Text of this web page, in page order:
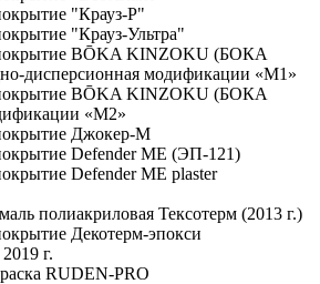
"Крауз-Р"
"Крауз-Ультра"
BŌKA KINZOKU (БОКА
дисперсионная модификации «М1»
BŌKA KINZOKU (БОКА
«М2»
Джокер-М
Defender ME (ЭП-121)
Defender ME plaster
полиакриловая Тексотерм (2013 г.)
Декотерм-эпокси
г.
RUDEN-PRO